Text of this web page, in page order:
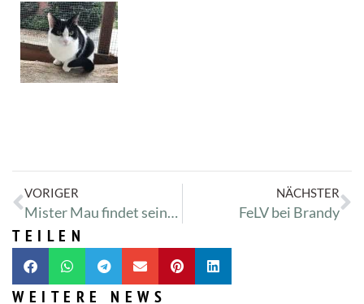
VORIGER
Mister Mau findet seinen weg ins Tierheim
NÄCHSTER
FeLV bei Brandy
TEILEN
WEITERE NEWS